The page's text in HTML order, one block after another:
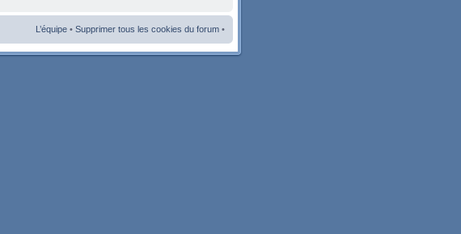
L’équipe • Supprimer tous les cookies du forum •